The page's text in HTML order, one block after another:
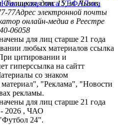
Юношеская лига УЕФАЛига
Галицкая, дом. 15, м. Львов,
77Адрес электронной почты
онлайн-медиа в Реестре
06058
для лиц старше 21 года
любых материалов ссылка
цитировании и
гиперссылка на сайтт
со знаком
"Реклама", "Новости
рекламы.
для лиц старше 21 года
2026 , ЧАО
24".